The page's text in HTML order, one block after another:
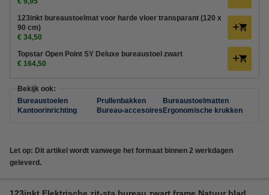
123inkt bureaustoelmat voor harde vloer transparant (120 x
90 cm)
€ 34,50
Topstar Open Point SY Deluxe bureaustoel zwart
€ 164,50
Bekijk ook:
Bureaustoelen
Prullenbakken
Bureaustoelmatten
Kantoorinrichting
Bureau-accesoires Ergonomische krukken
Let op: Dit artikel wordt vanwege het formaat binnen 2 werkdagen
geleverd.